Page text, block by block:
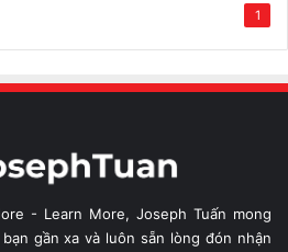
1
- Learn More, Joseph Tuấn mong
gần xa và luôn sẵn lòng đón nhận